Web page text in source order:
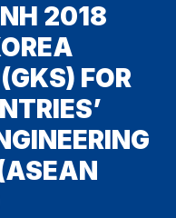
2018
FOR